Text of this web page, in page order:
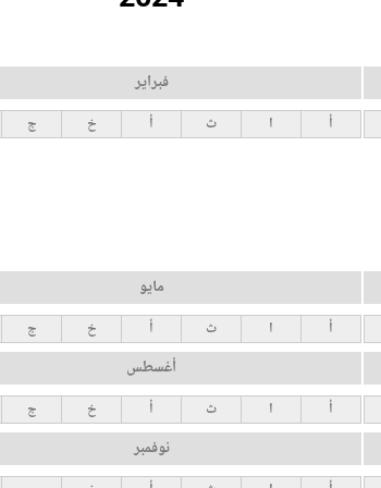
فبراير
أ ا ث أ خ ج
مايو
أ ا ث أ خ ج
أغسطس
أ ا ث أ خ ج
نوفمبر